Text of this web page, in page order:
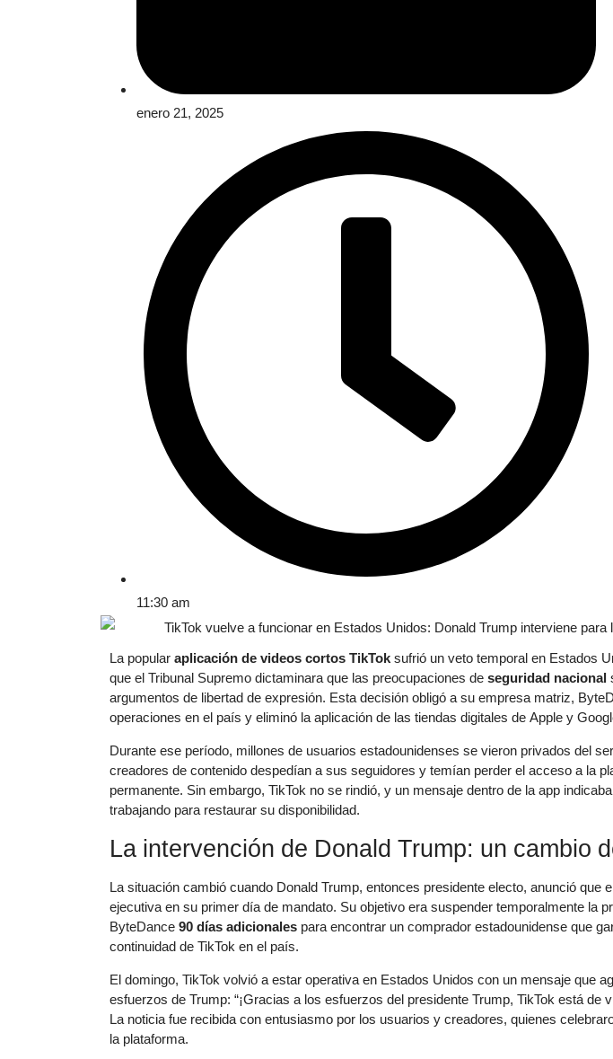
enero 21, 2025
11:30 am
La popular aplicación de videos cortos TikTok sufrió un veto temporal en Estados
que el Tribunal Supremo dictaminara que las preocupaciones de seguridad nacional
argumentos de libertad de expresión. Esta decisión obligó a su empresa matriz,
operaciones en el país y eliminó la aplicación de las tiendas digitales de Apple y
Durante ese período, millones de usuarios estadounidenses se vieron privados del
creadores de contenido despedían a sus seguidores y temían perder el acceso a la
permanente. Sin embargo, TikTok no se rindió, y un mensaje dentro de la app
trabajando para restaurar su disponibilidad.
La intervención de Donald Trump: un cambio
La situación cambió cuando Donald Trump, entonces presidente electo, anunció que
ejecutiva en su primer día de mandato. Su objetivo era suspender temporalmente la
ByteDance 90 días adicionales para encontrar un comprador estadounidense que
continuidad de TikTok en el país.
El domingo, TikTok volvió a estar operativa en Estados Unidos con un mensaje que
esfuerzos de Trump: “¡Gracias a los esfuerzos del presidente Trump, TikTok está de
La noticia fue recibida con entusiasmo por los usuarios y creadores, quienes
la plataforma.